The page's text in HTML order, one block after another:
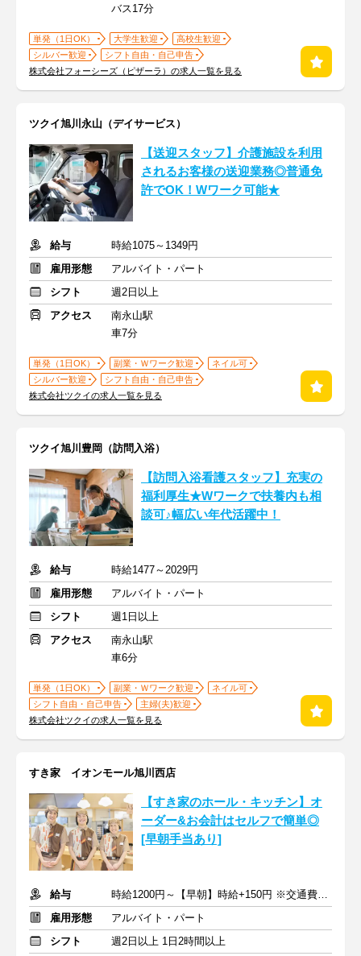
バス17分
単発（1日OK） 大学生歓迎
高校生歓迎
シルバー歓迎
シフト自由・自己申告
株式会社フォーシーズ（ピザーラ）の求人一覧を見る
ツクイ旭川永山（デイサービス）
【送迎スタッフ】介護施設を利用
されるお客様の送迎業務◎普通免
許でOK！Wワーク可能★
給与
時給1075～1349円
雇用形態
アルバイト・パート
シフト
週2日以上
アクセス
南永山駅
車7分
単発（1日OK） 副業・Ｗワーク歓迎
ネイル可
シルバー歓迎
シフト自由・自己申告
株式会社ツクイの求人一覧を見る
ツクイ旭川豊岡（訪問入浴）
【訪問入浴看護スタッフ】充実の
福利厚生★Wワークで扶養内も相
談可♪幅広い年代活躍中！
給与
時給1477～2029円
雇用形態
アルバイト・パート
シフト
週1日以上
アクセス
南永山駅
車6分
単発（1日OK） 副業・Ｗワーク歓迎
ネイル可
シフト自由・自己申告
主婦(夫)歓迎
株式会社ツクイの求人一覧を見る
すき家 イオンモール旭川西店
【すき家のホール・キッチン】オ
ーダー&お会計はセルフで簡単◎
[早朝手当あり]
給与
時給1200円～【早朝】時給+150円 ※交通費支給
雇用形態
アルバイト・パート
シフト
週2日以上 1日2時間以上